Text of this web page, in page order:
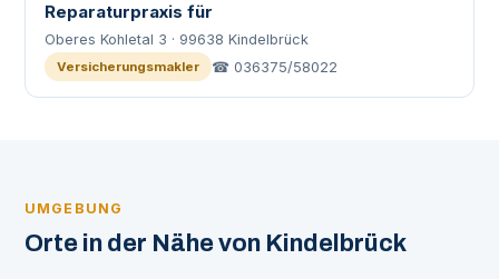
Reparaturpraxis für
Oberes Kohletal 3 · 99638 Kindelbrück
Versicherungsmakler ☎ 036375/58022
UMGEBUNG
Orte in der Nähe von Kindelbrück